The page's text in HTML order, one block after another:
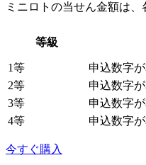
ミニロトの当せん金額は
等級
1等
申込数字
2等
申込数字
3等
申込数字
4等
申込数字
今すぐ購入